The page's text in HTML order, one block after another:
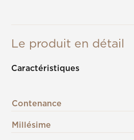
Le produit en détail
Caractéristiques
Contenance
Millésime